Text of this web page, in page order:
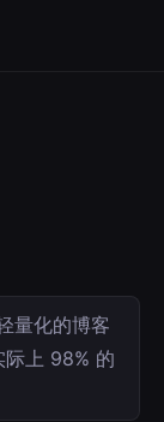
量化的博客
际上 98% 的